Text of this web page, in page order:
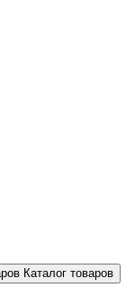
Каталог товаров